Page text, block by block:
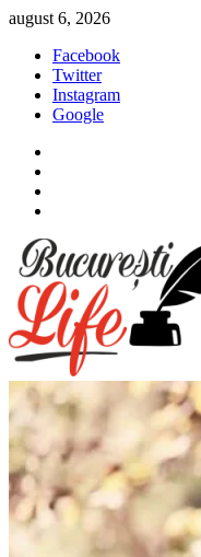
Sari
conținut
august 6, 2026
Facebook
Twitter
Instagram
Google